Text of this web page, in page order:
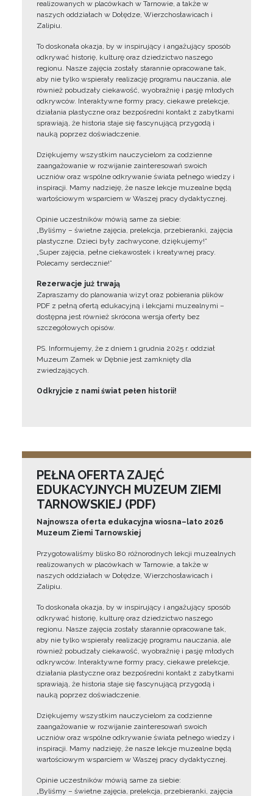
realizowanych w placówkach w Tarnowie, a także w
naszych oddziałach w Dołędze, Wierzchosławicach i
Zalipiu.
To doskonała okazja, by w inspirujący i angażujący sposób
odkrywać historię, kulturę oraz dziedzictwo naszego
regionu. Nasze zajęcia zostały starannie opracowane tak,
aby nie tylko wspierały realizację programu nauczania, ale
również pobudzały ciekawość, wyobraźnię i pasję młodych
odkrywców. Interaktywne formy pracy, ciekawe prelekcje,
działania plastyczne oraz bezpośredni kontakt z zabytkami
sprawiają, że historia staje się fascynującą przygodą i
nauką poprzez doświadczenie.
Dziękujemy wszystkim nauczycielom za codzienne
zaangażowanie w rozwijanie zainteresowań swoich
uczniów oraz wspólne odkrywanie świata pełnego wiedzy i
inspiracji. Mamy nadzieję, że nasze lekcje muzealne będą
wartościowym wsparciem w Waszej pracy dydaktycznej.
Opinie uczestników mówią same za siebie:
„Byliśmy – świetne zajęcia, prelekcja, przebieranki, zajęcia
plastyczne. Dzieci były zachwycone, dziękujemy!”
„Super zajęcia, pełne ciekawostek i kreatywnej pracy.
Polecamy serdecznie!”
Rezerwacje już trwają
Zapraszamy do planowania wizyt oraz pobierania plików
PDF z pełną ofertą edukacyjną i lekcjami muzealnymi –
dostępna jest również skrócona wersja oferty bez
szczegółowych opisów.
PS. Informujemy, że z dniem 1 grudnia 2025 r. oddział
Muzeum Zamek w Dębnie jest zamknięty dla
zwiedzających.
Odkryjcie z nami świat pełen historii!
PEŁNA OFERTA ZAJĘĆ
EDUKACYJNYCH MUZEUM ZIEMI
TARNOWSKIEJ (PDF)
Najnowsza oferta edukacyjna wiosna–lato 2026
Muzeum Ziemi Tarnowskiej
Przygotowaliśmy blisko 80 różnorodnych lekcji muzealnych
realizowanych w placówkach w Tarnowie, a także w
naszych oddziałach w Dołędze, Wierzchosławicach i
Zalipiu.
To doskonała okazja, by w inspirujący i angażujący sposób
odkrywać historię, kulturę oraz dziedzictwo naszego
regionu. Nasze zajęcia zostały starannie opracowane tak,
aby nie tylko wspierały realizację programu nauczania, ale
również pobudzały ciekawość, wyobraźnię i pasję młodych
odkrywców. Interaktywne formy pracy, ciekawe prelekcje,
działania plastyczne oraz bezpośredni kontakt z zabytkami
sprawiają, że historia staje się fascynującą przygodą i
nauką poprzez doświadczenie.
Dziękujemy wszystkim nauczycielom za codzienne
zaangażowanie w rozwijanie zainteresowań swoich
uczniów oraz wspólne odkrywanie świata pełnego wiedzy i
inspiracji. Mamy nadzieję, że nasze lekcje muzealne będą
wartościowym wsparciem w Waszej pracy dydaktycznej.
Opinie uczestników mówią same za siebie:
„Byliśmy – świetne zajęcia, prelekcja, przebieranki, zajęcia